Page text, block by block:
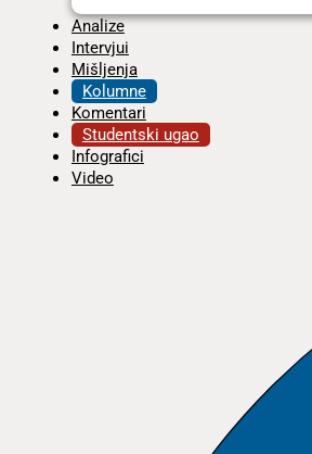
Analize
Intervjui
Mišljenja
Kolumne
Komentari
Studentski ugao
Infografici
Video